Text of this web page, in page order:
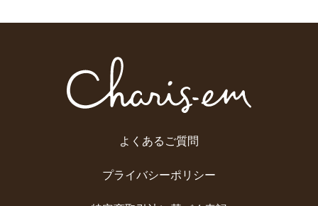
よくあるご質問
プライバシーポリシー